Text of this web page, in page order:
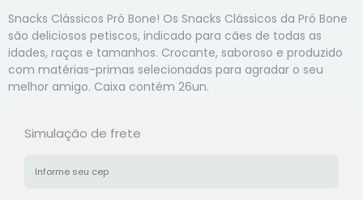
Snacks Clássicos Pró Bone! Os Snacks Clássicos da Pró Bone
são deliciosos petiscos, indicado para cães de todas as
idades, raças e tamanhos. Crocante, saboroso e produzido
com matérias-primas selecionadas para agradar o seu
melhor amigo. Caixa contém 26un.
Simulação de frete